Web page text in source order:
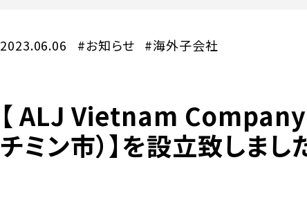
2023.06.06 #お知らせ #海外子会社
【 ALJ Vietnam Company
チミン市）】を設立致しまし